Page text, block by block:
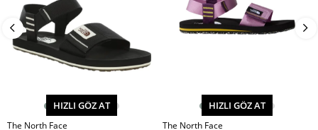
HIZLI GÖZ AT
The North Face
HIZLI GÖZ AT
The North Face